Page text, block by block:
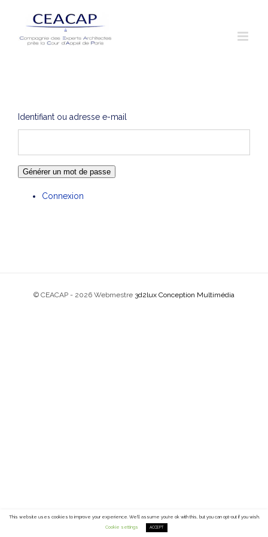
content
Identifiant ou adresse e-mail
Générer un mot de passe
Connexion
© CEACAP - 2026 Webmestre 3d2lux Conception Multimédia